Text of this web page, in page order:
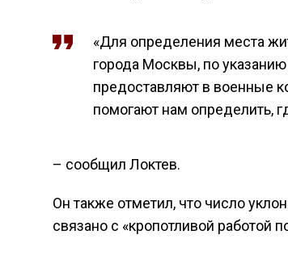
«Для определения места
города Москвы, по
предоставляют в военные
помогают нам определить,
– сообщил Локтев.
Он также отметил, что число
связано с «кропотливой работой